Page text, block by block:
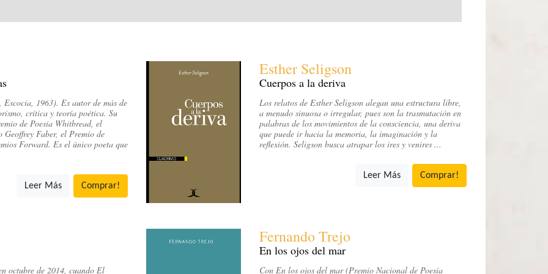
Escocia, 1963). Es autor de más de
crítica y teoría poética. Su
de Poesía Whitbread, el
Geoffrey Faber, el Premio de
Forward. Es el único poeta que
Leer Más Comprar!
Esther Seligson
Cuerpos a la deriva
Los relatos de Esther Seligson alegan una estructura libre,
a menudo sinuosa o irregular, pues son la trasmutación en
palabras de los movimientos de la consciencia, una deriva
que puede ir hacia la memoria, la imaginación y la
reflexión. Seligson busca atrapar los ires y venires ...
Leer Más Comprar!
octubre de 2014, cuando El
Fernando Trejo
En los ojos del mar
Con En los ojos del mar (Premio Nacional de Poesía